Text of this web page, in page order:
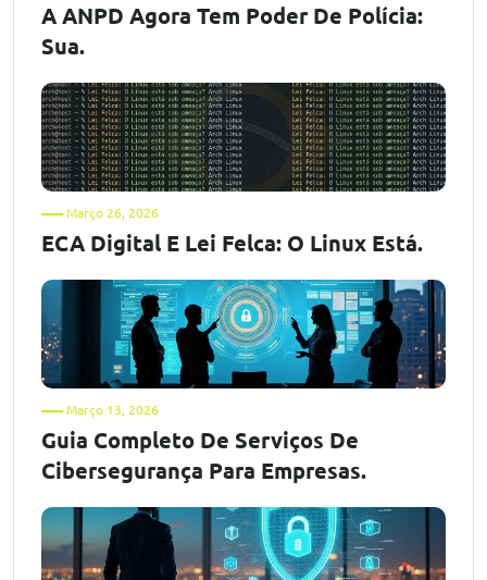
A ANPD Agora Tem Poder De Polícia:
Sua.
Março 26, 2026
ECA Digital E Lei Felca: O Linux Está.
Março 13, 2026
Guia Completo De Serviços De
Cibersegurança Para Empresas.